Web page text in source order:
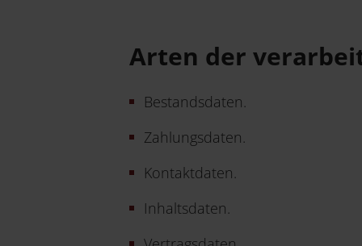
Arten der
Bestandsdaten.
Zahlungsdaten.
Kontaktdaten.
Inhaltsdaten.